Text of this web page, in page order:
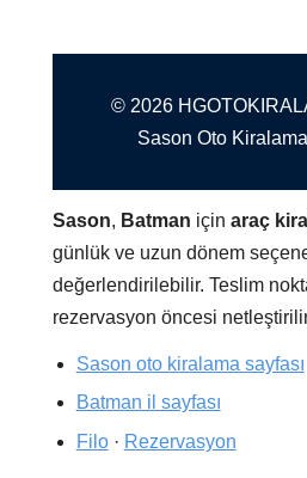
© 2026
Sason Oto
Sason, Batman içinaraç
günlük ve uzun dönem
değerlendirilebilir. Teslim
rezervasyon öncesi
Sason oto kiralama sayfası
Batman il sayfası
Filo· Rezervasyon